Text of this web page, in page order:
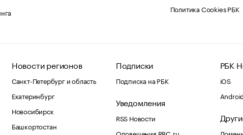
Политика Cookies РБК
Новости регионов
Санкт-Петербург и область
Екатеринбург
Новосибирск
Башкортостан
Подписки
Подписка на РБК
Уведомления
RSS Новости
Оповещения RBC.ru
РБК
iOS